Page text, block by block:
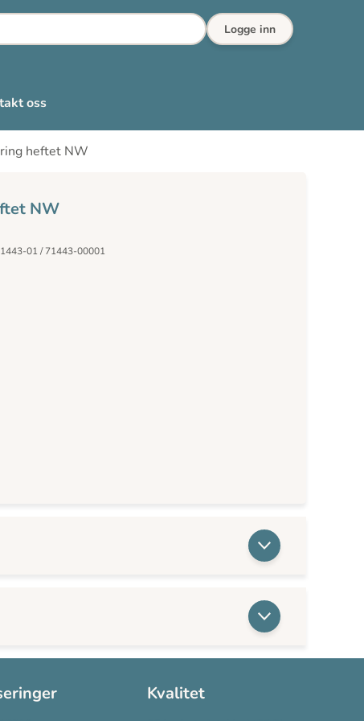
Logge inn
oss
heftet NW
NW
01 / 71443-00001
Kvalitet